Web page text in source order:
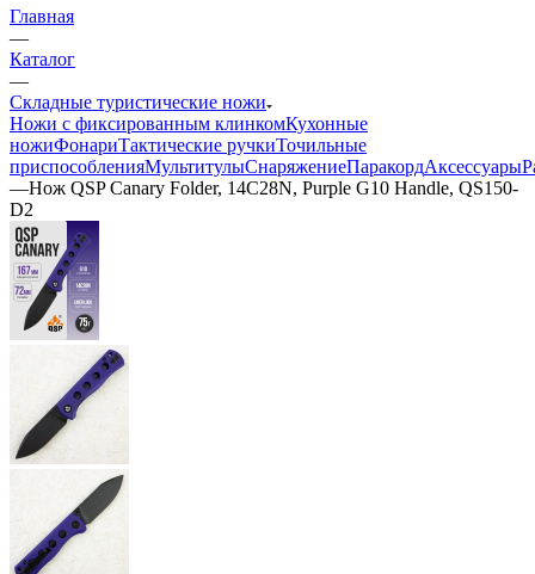
Главная
—
Каталог
—
Складные туристические ножи
Ножи с фиксированным клинкомКухонные
ножиФонариТактические ручкиТочильные
приспособленияМультитулыСнаряжениеПаракордАксессуары
—Нож QSP Canary Folder, 14C28N, Purple G10 Handle, QS150-
D2